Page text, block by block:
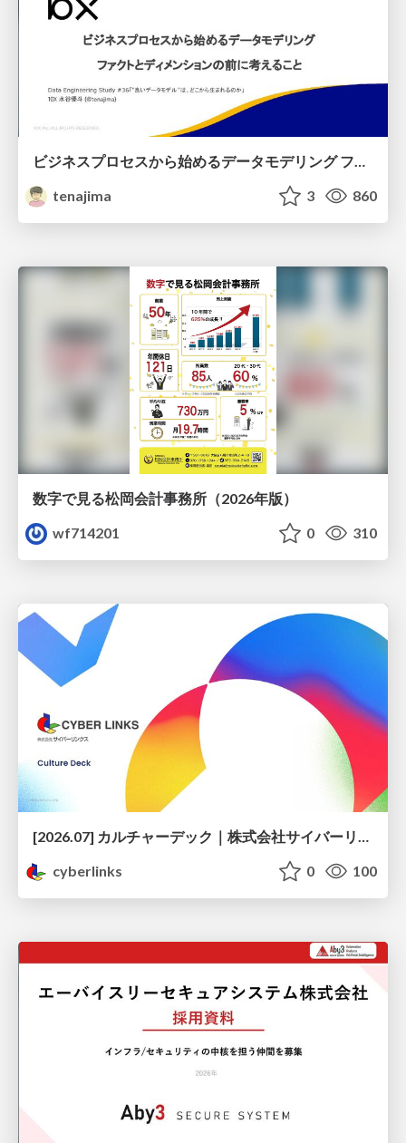
ビジネスプロセスから始めるデータモデリング ファクトとディメンションの前に考えること
tenajima
3 860
数字で見る松岡会計事務所（2026年版）
wf714201
0 310
cyberlinks
0 100